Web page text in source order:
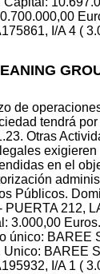
I/A 4 (
de
tendrá
Otras
en el
Públicos.
PUERTA 212,
3.000,00
único: BAREE
Unico: BAREE
I/A 1 (